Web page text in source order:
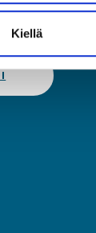
Kiellä